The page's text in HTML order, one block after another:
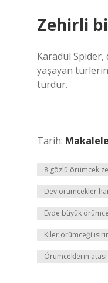
Zehirli
Karadul
yaşayan
türdür.
Tarih:
8 gözlü örümcek
Dev örümcekler
Evde büyük
Kiler örümceği
Örümceklerin